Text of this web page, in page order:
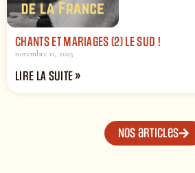
CHANTS ET MARIAGES (2) LE SUD !
novembre 11, 2025
LIRE LA SUITE »
Nos articles